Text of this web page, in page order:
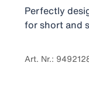
Perfectly
for short and
Art. Nr.: